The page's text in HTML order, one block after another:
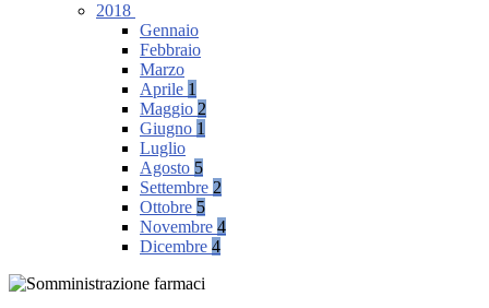
2018
Gennaio
Febbraio
Marzo
Aprile 1
Maggio 2
Giugno 1
Luglio
Agosto 5
Settembre 2
Ottobre 5
Novembre 4
Dicembre 4